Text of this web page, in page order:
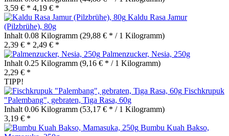
3,59 € * 4,19 € *
Kaldu Rasa Jamur
(Pilzbrühe), 80g
Inhalt 0.08 Kilogramm (29,88 € * / 1 Kilogramm)
2,39 € * 2,49 € *
Palmenzucker, Nesia, 250g
Inhalt 0.25 Kilogramm (9,16 € * / 1 Kilogramm)
2,29 € *
TIPP!
Fischkrupuk
"Palembang", gebraten, Tiga Rasa, 60g
Inhalt 0.06 Kilogramm (53,17 € * / 1 Kilogramm)
3,19 € *
Bumbu Kuah Bakso,